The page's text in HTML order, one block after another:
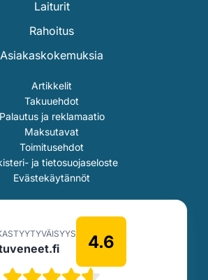
Laiturit
Rahoitus
Asiakaskokemuksia
Artikkelit
Takuuehdot
Palautus ja reklamaatio
Maksutavat
Toimitusehdot
ja tietosuojaseloste
Evästekäytännöt
4.6